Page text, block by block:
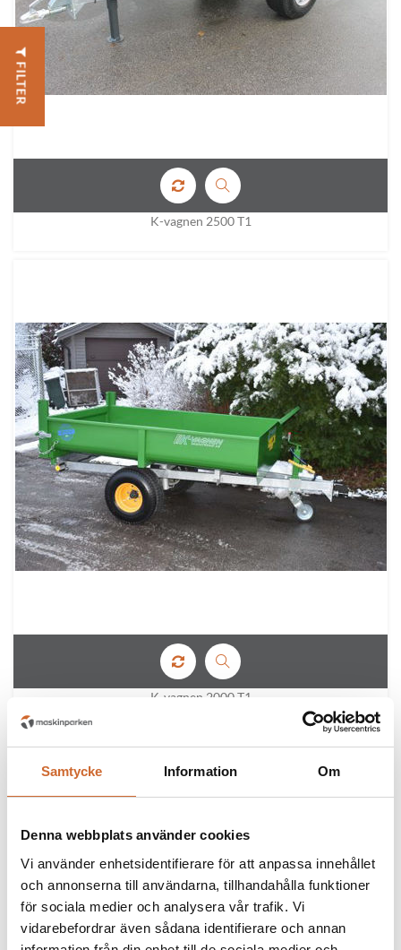
Samtycke Information Om
Denna webbplats använder cookies
Vi använder enhetsidentifierare för att anpassa innehållet
och annonserna till användarna, tillhandahålla funktioner
för sociala medier och analysera vår trafik. Vi
vidarebefordrar även sådana identifierare och annan
K-vagnen 2500 T1
K-vagnen 2000 T1
FILTER